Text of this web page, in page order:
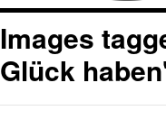
Images
Glück